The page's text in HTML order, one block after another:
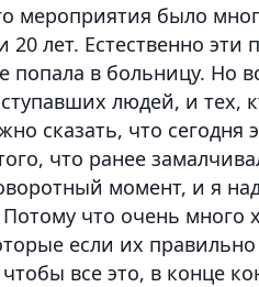
мероприятия было
20 лет. Естественно
попала в больницу. Но
людей, и тех,
сказать, что сегодня
что ранее
момент, и я
что очень много
если их
все это, в конце